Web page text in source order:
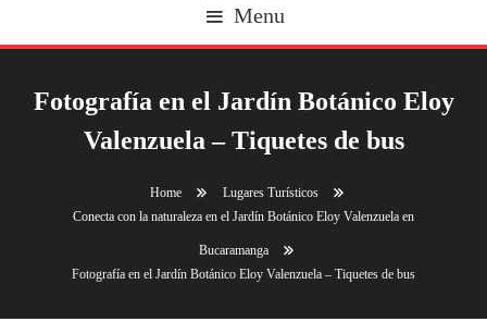
Menu
Fotografía en el Jardín Botánico Eloy
Valenzuela – Tiquetes de bus
Home
Lugares Turísticos
Conecta con la naturaleza en el Jardín Botánico Eloy Valenzuela en
Bucaramanga
Fotografía en el Jardín Botánico Eloy Valenzuela – Tiquetes de bus